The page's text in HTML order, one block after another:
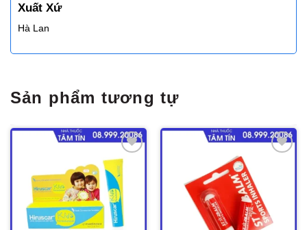
Xuất Xứ
Hà Lan
Sản phẩm tương tự
Thêm
thích